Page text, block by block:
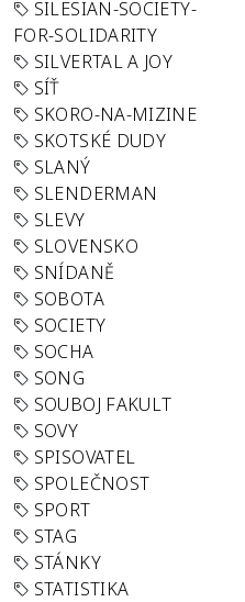
SILESIAN-SOCIETY-
FOR-SOLIDARITY
SILVERTAL A JOY
SÍŤ
SKORO-NA-MIZINE
SKOTSKÉ DUDY
SLANÝ
SLENDERMAN
SLEVY
SLOVENSKO
SNÍDANĚ
SOBOTA
SOCIETY
SOCHA
SONG
SOUBOJ FAKULT
SOVY
SPISOVATEL
SPOLEČNOST
SPORT
STAG
STÁNKY
STATISTIKA